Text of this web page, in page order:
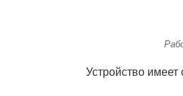
Устройство